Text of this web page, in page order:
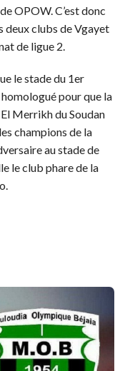
OPOW. C’est donc
deux clubs de Vgayet
de ligue 2.
le stade du 1er
pour que la
Merrikh du Soudan
champions de la
au stade de
le club phare de la